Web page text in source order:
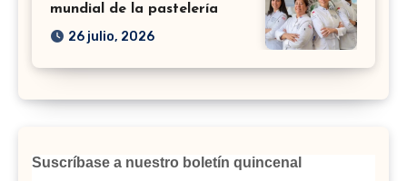
mundial de la pastelería
26 julio, 2026
Suscríbase a nuestro boletín quincenal